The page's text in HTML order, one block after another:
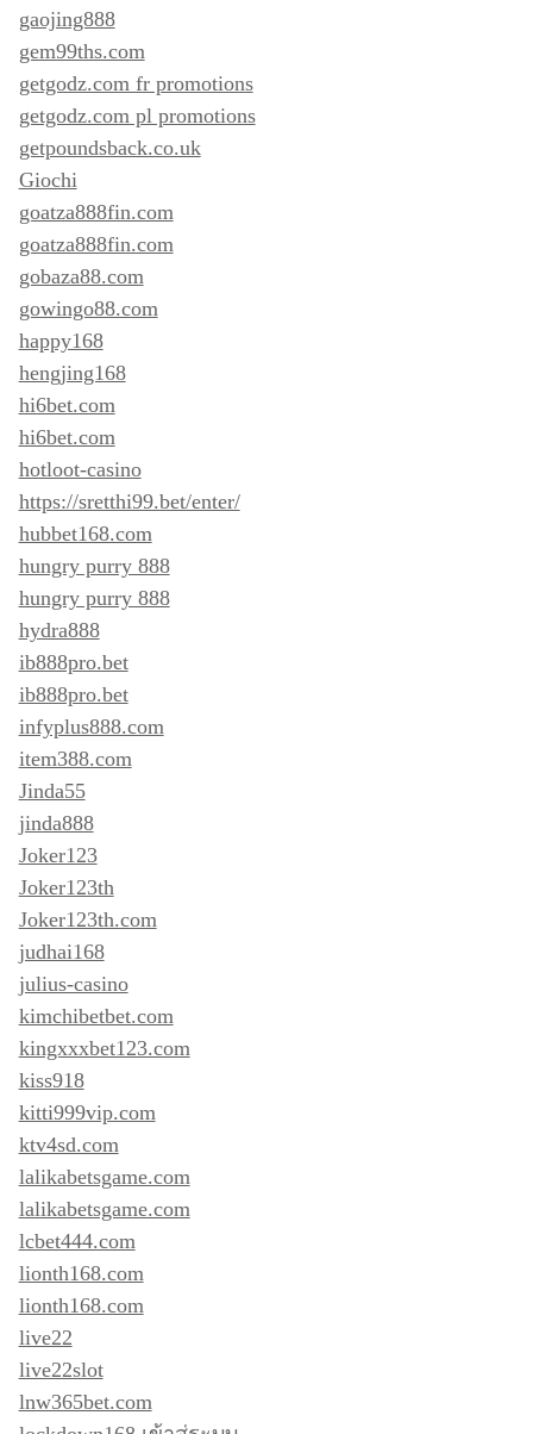
gaojing888
gem99ths.com
getgodz.com fr promotions
getgodz.com pl promotions
getpoundsback.co.uk
Giochi
goatza888fin.com
goatza888fin.com
gobaza88.com
gowingo88.com
happy168
hengjing168
hi6bet.com
hi6bet.com
hotloot-casino
https://sretthi99.bet/enter/
hubbet168.com
hungry purry 888
hungry purry 888
hydra888
ib888pro.bet
ib888pro.bet
infyplus888.com
item388.com
Jinda55
jinda888
Joker123
Joker123th
Joker123th.com
judhai168
julius-casino
kimchibetbet.com
kingxxxbet123.com
kiss918
kitti999vip.com
ktv4sd.com
lalikabetsgame.com
lalikabetsgame.com
lcbet444.com
lionth168.com
lionth168.com
live22
live22slot
lnw365bet.com